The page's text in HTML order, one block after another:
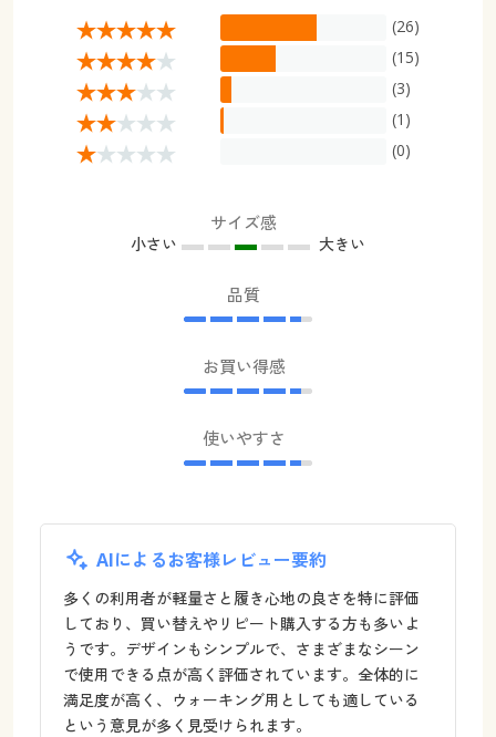
(26)
(15)
(3)
(1)
(0)
サイズ感
小さい 大きい
品質
お買い得感
使いやすさ
AIによるお客様レビュー要約
多くの利用者が軽量さと履き心地の良さを特に評価
しており、買い替えやリピート購入する方も多いよ
うです。デザインもシンプルで、さまざまなシーン
で使用できる点が高く評価されています。全体的に
満足度が高く、ウォーキング用としても適している
という意見が多く見受けられます。